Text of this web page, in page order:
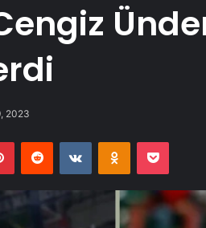
2023
PinterestReddit VKontakteOdnoklassniki
Pocket